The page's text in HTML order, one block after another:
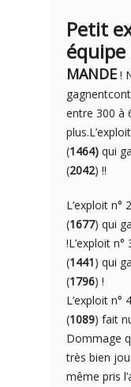
Petit
équipe
MANDE !
entre 300 à
(1464) qui
(2042) !!
L’exploit n°
(1677) qui
!L’exploit
(1441) qui
(1796) !
L’exploit n°
(1089) fait
Dommage
très bien
même pris